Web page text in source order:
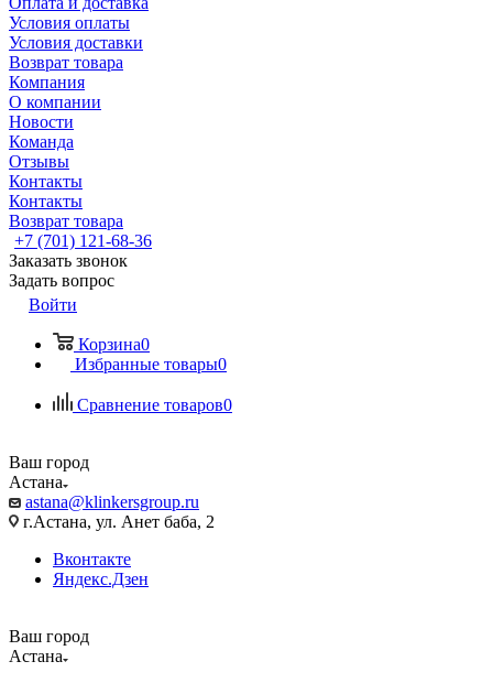
Условия оплаты
Условия доставки
Возврат товара
Компания
О компании
Новости
Команда
Отзывы
Контакты
Контакты
Возврат товара
+7 (701) 121-68-36
Заказать звонок
Задать вопрос
Войти
Корзина0
Избранные товары0
Сравнение товаров0
Ваш город
Астана
astana@klinkersgroup.ru
г.Астана, ул. Анет баба, 2
Вконтакте
Яндекс.Дзен
Ваш город
Астана